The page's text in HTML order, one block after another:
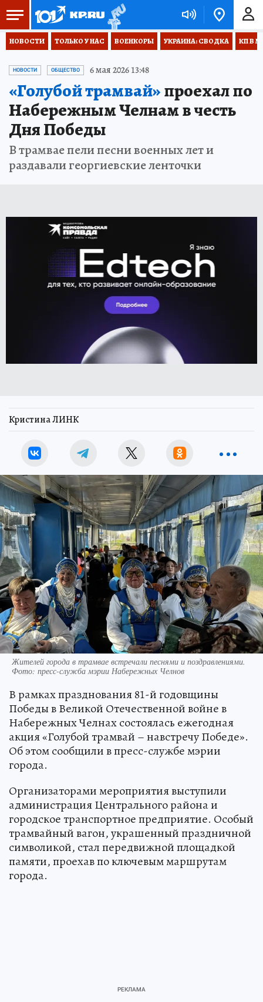
НОВОСТИ ТОЛЬКО У НАС ВОЕНКОРЫ УКРАИНА: СВОДКА КП В
НОВОСТИ ОБЩЕСТВО 6 мая 2026 13:48
«Голубой трамвай»проехал по
Набережным Челнам в честь
Дня Победы
В трамвае пели песни военных лет и
раздавали георгиевские ленточки
Кристина ЛИНК
Жителей города в трамвае встречали песнями и поздравлениями.
Фото: пресс-служба мэрии Набережных Челнов
В рамках празднования 81-й годовщины
Победы в Великой Отечественной войне в
Набережных Челнах состоялась ежегодная
акция «Голубой трамвай – навстречу Победе».
Об этом сообщили в пресс-службе мэрии
города.
Организаторами мероприятия выступили
администрация Центрального района и
городское транспортное предприятие. Особый
трамвайный вагон, украшенный праздничной
символикой, стал передвижной площадкой
памяти, проехав по ключевым маршрутам
города.